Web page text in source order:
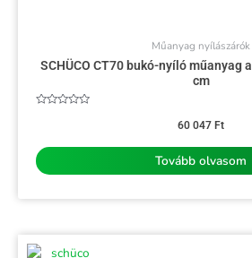
Műanyag nyílászárók
SCHÜCO CT70 bukó-nyíló műanyag
cm
60 047 Ft
Tovább olvasom